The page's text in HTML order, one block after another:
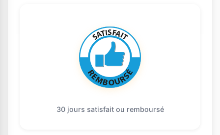
30 jours satisfait ou remboursé